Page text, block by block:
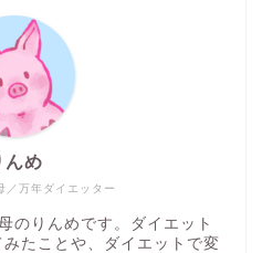
／万年ダイエッター
んめ
のりんめです。ダイエット
たことや、ダイエットで変